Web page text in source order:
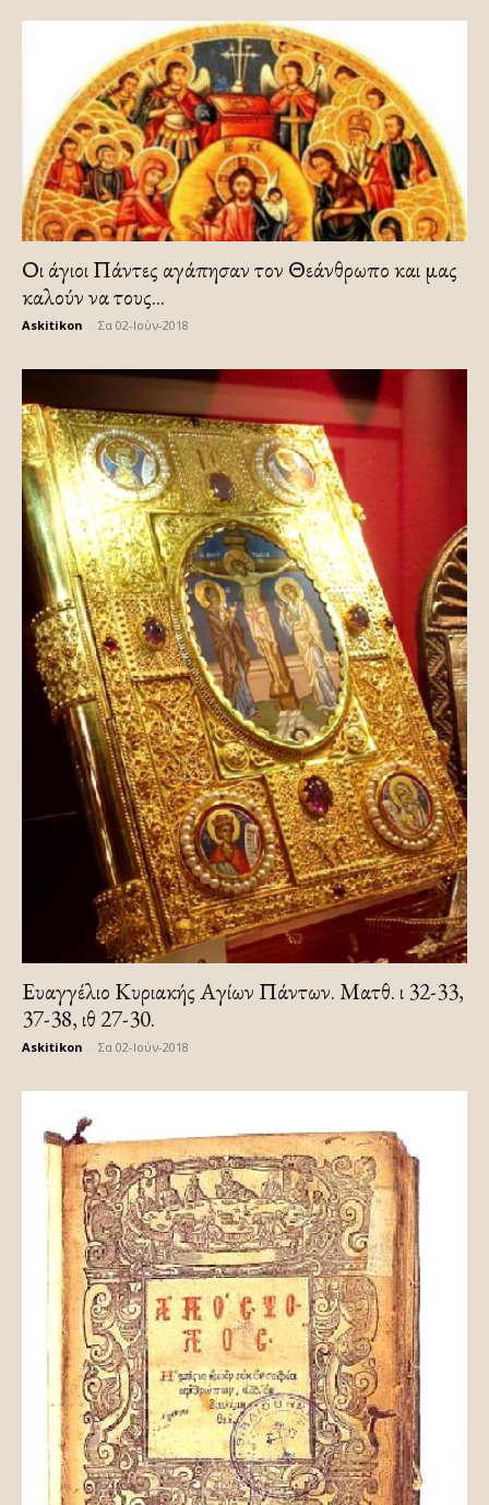
Οι άγιοι Πάντες αγάπησαν τον Θεάνθρωπο και μας
καλούν να τους...
Askitikon Σα 02-Ιούν-2018
Ευαγγέλιο Κυριακής Αγίων Πάντων. Ματθ. ι 32-33,
37-38, ιθ 27-30.
Askitikon Σα 02-Ιούν-2018